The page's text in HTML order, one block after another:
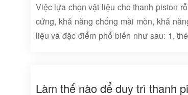
Việc lựa chọn vật liệu cho thanh piston
cứng, khả năng chống mài mòn, khả
liệu và đặc điểm phổ biến như sau: 1,
cứng của thép 45 có thể đạt 229 -
Làm thế nào để duy trì thanh